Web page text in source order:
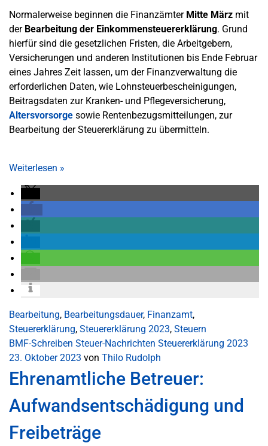
Normalerweise beginnen die Finanzämter Mitte März mit
der Bearbeitung der Einkommensteuererklärung. Grund
hierfür sind die gesetzlichen Fristen, die Arbeitgebern,
Versicherungen und anderen Institutionen bis Ende Februar
eines Jahres Zeit lassen, um der Finanzverwaltung die
erforderlichen Daten, wie Lohnsteuerbescheinigungen,
Beitragsdaten zur Kranken- und Pflegeversicherung,
Altersvorsorge sowie Rentenbezugsmitteilungen, zur
Bearbeitung der Steuererklärung zu übermitteln.
Weiterlesen »
Bearbeitung, Bearbeitungsdauer, Finanzamt,
Steuererklärung, Steuererklärung 2023, Steuern
BMF-Schreiben Steuer-Nachrichten Steuererklärung 2023
23. Oktober 2023 von Thilo Rudolph
Ehrenamtliche Betreuer:
Aufwandsentschädigung und
Freibeträge